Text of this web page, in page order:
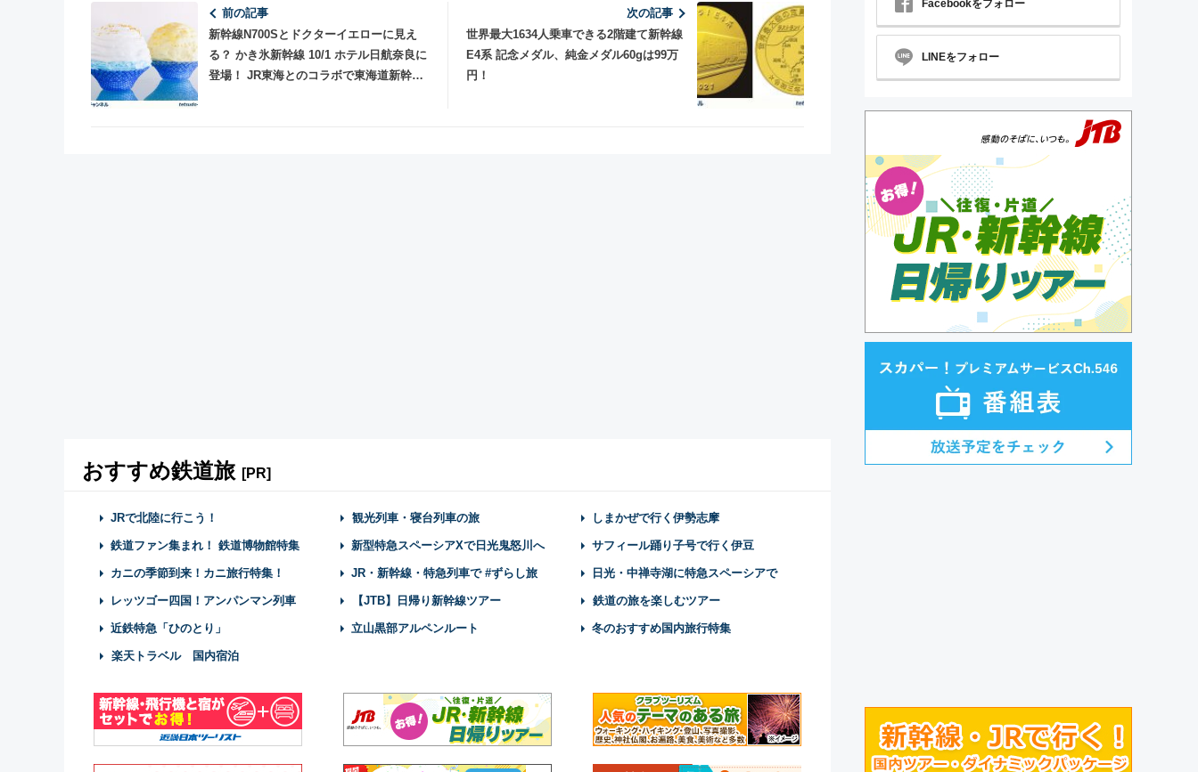
前の記事
新幹線N700Sとドクターイエローに見え
る？ かき氷新幹線 10/1 ホテル日航奈良に
登場！ JR東海とのコラボで東海道新幹線
次の記事
世界最大1634人乗車できる2階建て新幹線
E4系 記念メダル、純金メダル60gは99万
円！
おすすめ鉄道旅 [PR]
JRで北陸に行こう！ 観光列車・寝台列車の旅 しまかぜで行く伊勢志摩
鉄道ファン集まれ！ 鉄道博物館特集 新型特急スペーシアXで日光鬼怒川へ サフィール踊り子号で行く伊豆
カニの季節到来！カニ旅行特集！ JR・新幹線・特急列車で #ずらし旅 日光・中禅寺湖に特急スペーシアで
レッツゴー四国！アンパンマン列車 【JTB】日帰り新幹線ツアー 鉄道の旅を楽しむツアー
近鉄特急「ひのとり」 立山黒部アルペンルート 冬のおすすめ国内旅行特集
楽天トラベル 国内宿泊
Facebookをフォロー
LINEをフォロー